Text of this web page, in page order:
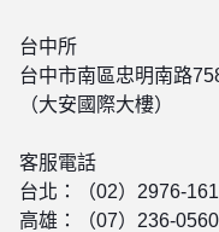
台中所
台中市南區忠明南路
（大安國際大樓）
客服電話
台北：（02）2976-
高雄：（07）236-0560